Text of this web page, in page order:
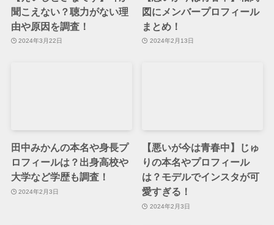
聞こえない？聴力がない理
由や原因を調査！
2024年3月22日
図にメンバープロフィール
まとめ！
2024年2月13日
田中みかんの本名や身長プ
ロフィールは？出身高校や
大学など学歴も調査！
2024年2月3日
【悪いが今は青春中】じゅ
りの本名やプロフィール
は？モデルでインスタが可
愛すぎる！
2024年2月3日